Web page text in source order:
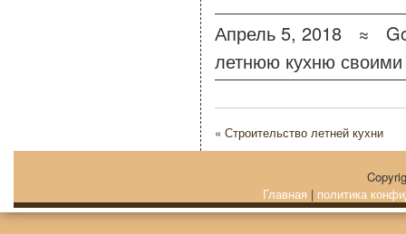
Апрель 5, 2018 ≈
летнюю кухню
« Строительство летней кухни
Главная | политика